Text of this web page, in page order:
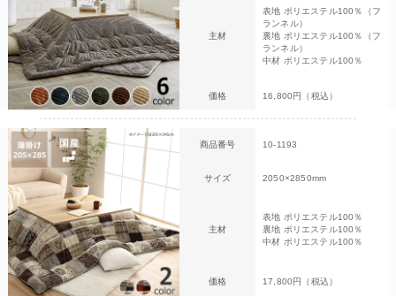
主材
表地 ポリエステル100％（フ
ランネル）
裏地 ポリエステル100％（フ
ランネル）
中材 ポリエステル100％
価格 16,800円（税込）
商品番号 10-1193
サイズ 2050×2850mm
主材
表地 ポリエステル100％
裏地 ポリエステル100％
中材 ポリエステル100％
価格 17,800円（税込）